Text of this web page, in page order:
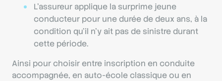
L’assureur applique la surprime jeune
conducteur pour une durée de deux ans, à la
condition qu’il n’y ait pas de sinistre durant
cette période.
Ainsi pour choisir entre inscription en conduite
accompagnée, en auto-école classique ou en